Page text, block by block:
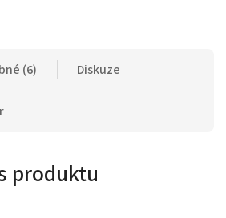
(6) Diskuze
produktu